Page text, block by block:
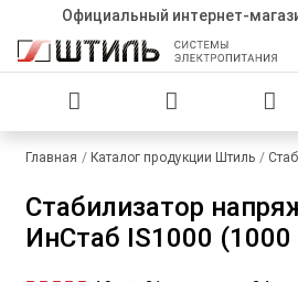
Официальный интернет-
Главная Каталог продукции Штиль
Стабилизатор
ИнСтаб IS1000